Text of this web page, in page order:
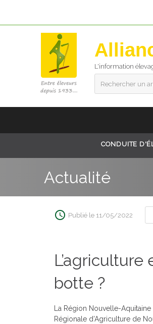
L'information
Rechercher un
CONDUITE
Actualité
Publié le 11/05/2022
botte ?
La Région Nouvelle-
Régionale d’Agriculture de